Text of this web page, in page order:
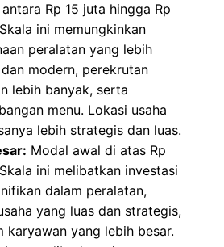
Rp 15 juta hingga Rp
ini memungkinkan
peralatan yang lebih
modern, perekrutan
lebih banyak, serta
menu. Lokasi usaha
lebih strategis dan luas.
Modal awal di atas Rp
ini melibatkan investasi
dalam peralatan,
yang luas dan strategis,
karyawan yang lebih besar.